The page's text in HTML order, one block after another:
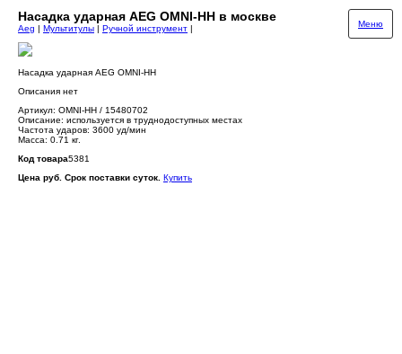
Насадка ударная AEG OMNI-HH в москве
Меню
Aeg | Мультитулы | Ручной инструмент |
Насадка ударная AEG OMNI-HH
Описания нет
Артикул: OMNI-HH / 15480702
Описание: используется в труднодоступных местах
Частота ударов: 3600 уд/мин
Масса: 0.71 кг.
Код товара5381
Цена руб. Срок поставки суток. Купить